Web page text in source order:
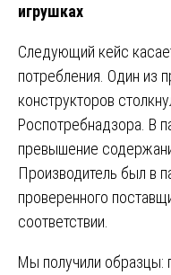
игрушках
Следующий кейс
потребления. Один из
конструкторов
Роспотребнадзора. В
превышение
Производитель был в
проверенного
соответствии.
Мы получили образцы: